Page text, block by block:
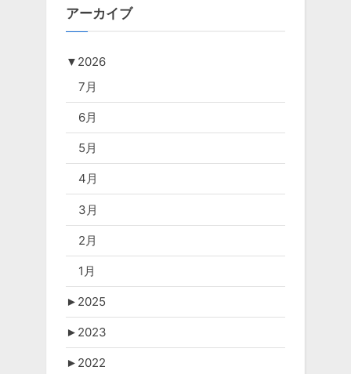
アーカイブ
▼ 2026
7月
6月
5月
4月
3月
2月
1月
► 2025
► 2023
► 2022